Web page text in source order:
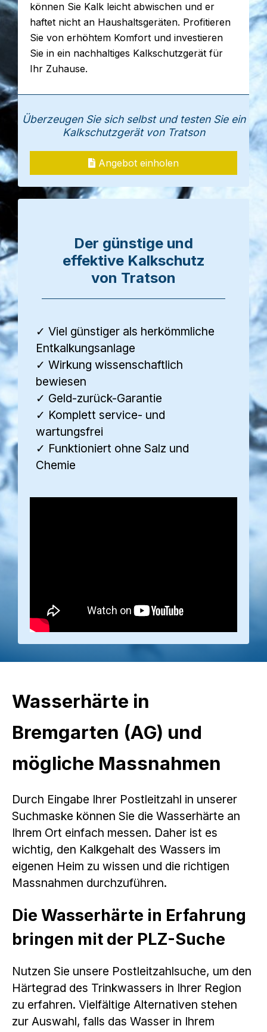
können Sie Kalk leicht abwischen und er
haftet nicht an Haushaltsgeräten. Profitieren
Sie von erhöhtem Komfort und investieren
Sie in ein nachhaltiges Kalkschutzgerät für
Ihr Zuhause.
Überzeugen Sie sich selbst und testen Sie ein
Kalkschutzgerät von Tratson
Angebot einholen
Der günstige und
effektive Kalkschutz
von Tratson
✓ Viel günstiger als herkömmliche
Entkalkungsanlage
✓ Wirkung wissenschaftlich
bewiesen
✓ Geld-zurück-Garantie
✓ Komplett service- und
wartungsfrei
✓ Funktioniert ohne Salz und
Chemie
Wasserhärte in
Bremgarten (AG) und
mögliche Massnahmen
Durch Eingabe Ihrer Postleitzahl in unserer
Suchmaske können Sie die Wasserhärte an
Ihrem Ort einfach messen. Daher ist es
wichtig, den Kalkgehalt des Wassers im
eigenen Heim zu wissen und die richtigen
Massnahmen durchzuführen.
Die Wasserhärte in Erfahrung
bringen mit der PLZ-Suche
Nutzen Sie unsere Postleitzahlsuche, um den
Härtegrad des Trinkwassers in Ihrer Region
zu erfahren. Vielfältige Alternativen stehen
zur Auswahl, falls das Wasser in Ihrem